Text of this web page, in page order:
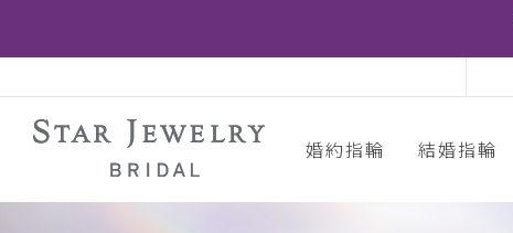
婚約指輪 結婚指輪